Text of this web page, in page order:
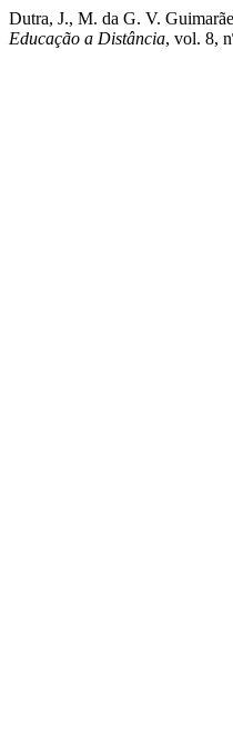
Dutra, J., M. da G. V.
Educação a Distância, vol. 8,